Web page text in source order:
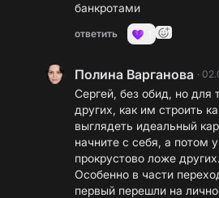
банкротами
ответить
Полина Варганова ·
Сергей, без обид, но для
других, как им строить
выглядеть идеальный
начните с себя, а потом
прокрустово ложе других.
Особенно в части
первый перешли на